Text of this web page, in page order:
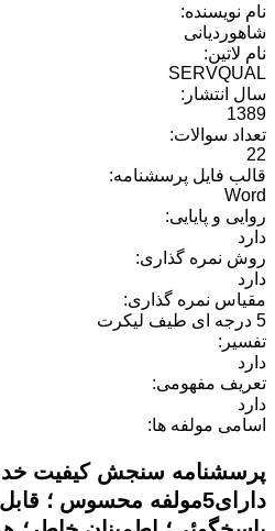
نام نویسنده:
شاهوردیانی
نام لاتین:
SERVQUAL
سال انتشار:
1389
تعداد سوالات:
22
قالب فایل پرسشنامه:
Word
روایی و پایایی:
دارد
روش نمره گذاری:
دارد
مقیاس نمره گذاری:
5 درجه ای طیف لیکرت
تفسیر:
دارد
تعریف مفهومی:
دارد
اسامی مولفه ها:
پرسشنامه سنجش کیفیت
دارای5مولفه محسوس ؛